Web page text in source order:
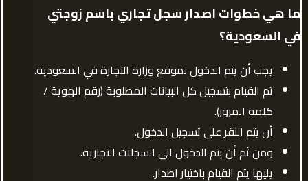
ما هي خطوات اصدار سجل تجاري باسم زوجتي
في السعودية؟
يجب أن يتم الدخول لموقع وزارة التجارة في السعودية.
ثم القيام بتسجيل كل البيانات المطلوبة (رقم الهوية /
كلمة المرور).
أن يتم النقر على تسجيل الدخول.
ومن ثم أن يتم الدخول الى السجلات التجارية.
يليها يتم القيام باختيار اصدار.